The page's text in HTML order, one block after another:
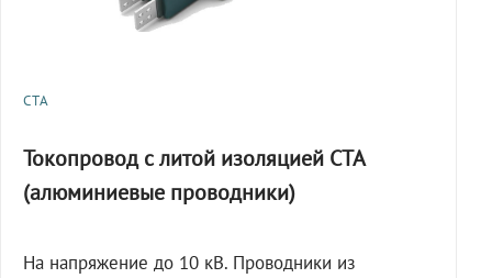
СТА
Токопровод с литой изоляцией СТА
(алюминиевые проводники)
На напряжение до 10 кВ. Проводники из